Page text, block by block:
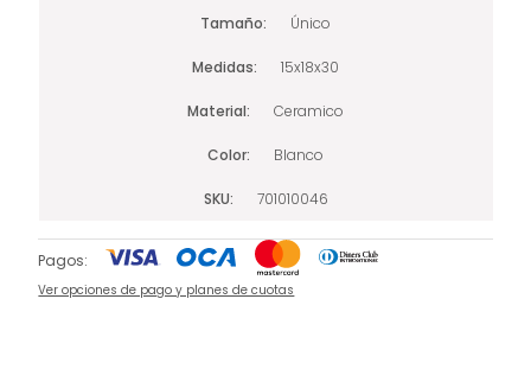
Tamaño Único
Medidas 15x18x30
Material Ceramico
Color Blanco
SKU 701010046
Pagos:
Ver opciones de pago y planes de cuotas